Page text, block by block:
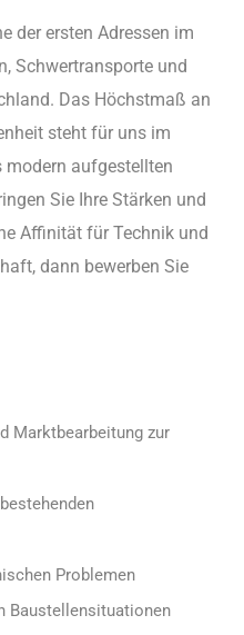
der ersten Adressen im
Schwertransporte und
Das Höchstmaß an
steht für uns im
modern aufgestellten
Sie Ihre Stärken und
Affinität für Technik und
dann bewerben Sie
Marktbearbeitung zur
Problemen
Baustellensituationen